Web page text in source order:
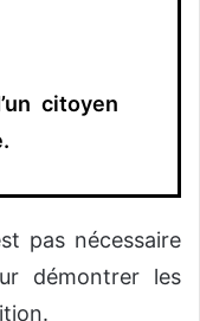
citoyen
pas nécessaire
démontrer les